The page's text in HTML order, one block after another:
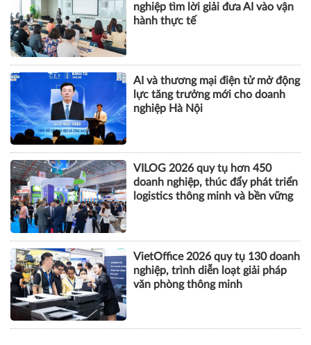
nghiệp tìm lời giải đưa AI vào vận
hành thực tế
AI và thương mại điện tử mở động
lực tăng trưởng mới cho doanh
nghiệp Hà Nội
VILOG 2026 quy tụ hơn 450
doanh nghiệp, thúc đẩy phát triển
logistics thông minh và bền vững
VietOffice 2026 quy tụ 130 doanh
nghiệp, trình diễn loạt giải pháp
văn phòng thông minh